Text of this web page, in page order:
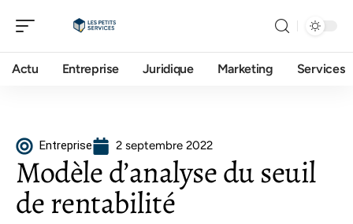
Actu Entreprise Juridique Marketing Services
Entreprise 2 septembre 2022
Modèle d’analyse du seuil
de rentabilité